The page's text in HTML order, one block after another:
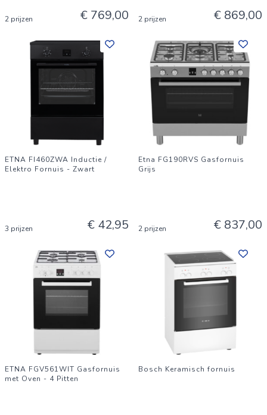
2 prijzen € 769,00 2 prijzen € 869,00
ETNA FI460ZWA Inductie /
Elektro Fornuis - Zwart
3 prijzen € 42,95
Etna FG190RVS Gasfornuis
Grijs
2 prijzen € 837,00
ETNA FGV561WIT Gasfornuis
met Oven - 4 Pitten
Bosch Keramisch fornuis